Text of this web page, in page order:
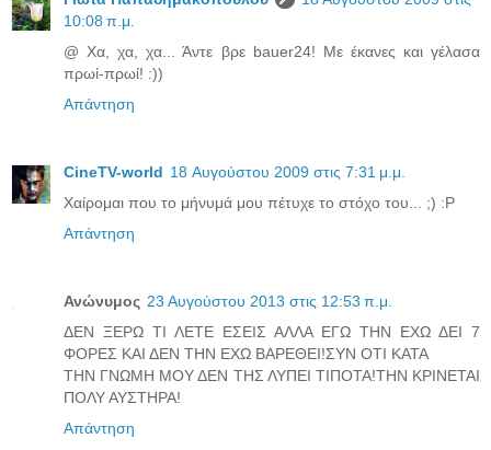
10:08 π.μ.
@ Χα, χα, χα... Άντε βρε bauer24! Με έκανες και γέλασα
πρωί-πρωί! :))
Απάντηση
CineTV-world 18 Αυγούστου 2009 στις 7:31 μ.μ.
Χαίρομαι που το μήνυμά μου πέτυχε το στόχο του... ;) :P
Απάντηση
Ανώνυμος 23 Αυγούστου 2013 στις 12:53 π.μ.
ΔΕΝ ΞΕΡΩ ΤΙ ΛΕΤΕ ΕΣΕΙΣ ΑΛΛΑ ΕΓΩ ΤΗΝ ΕΧΩ ΔΕΙ 7
ΦΟΡΕΣ ΚΑΙ ΔΕΝ ΤΗΝ ΕΧΩ ΒΑΡΕΘΕΙ!ΣΥΝ ΟΤΙ ΚΑΤΑ
ΤΗΝ ΓΝΩΜΗ ΜΟΥ ΔΕΝ ΤΗΣ ΛΥΠΕΙ ΤΙΠΟΤΑ!ΤΗΝ ΚΡΙΝΕΤΑΙ
ΠΟΛΥ ΑΥΣΤΗΡΑ!
Απάντηση